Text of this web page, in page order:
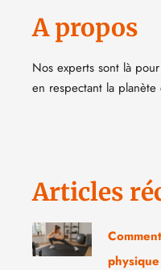
A propos
Nos experts sont là
en respectant la planète
Articles